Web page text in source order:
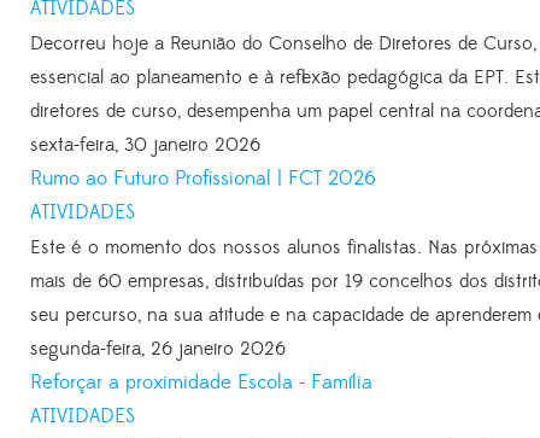
ATIVIDADES
Decorreu hoje a Reunião do Conselho de Diretores de
essencial ao planeamento e à reflexão pedagógica da EPT.
diretores de curso, desempenha um papel central na
sexta-feira, 30 janeiro 2026
Rumo ao Futuro Profissional | FCT 2026
ATIVIDADES
Este é o momento dos nossos alunos finalistas. Nas
mais de 60 empresas, distribuídas por 19 concelhos dos
seu percurso, na sua atitude e na capacidade de
segunda-feira, 26 janeiro 2026
Reforçar a proximidade Escola - Família
ATIVIDADES